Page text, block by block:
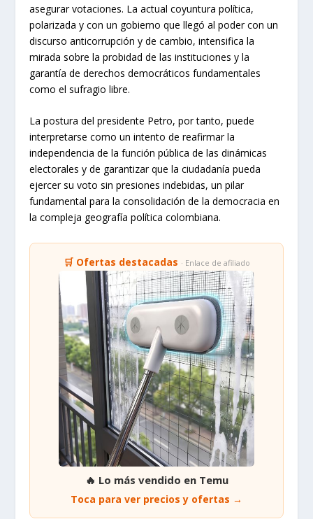
asegurar votaciones. La actual coyuntura política,
polarizada y con un gobierno que llegó al poder con un
discurso anticorrupción y de cambio, intensifica la
mirada sobre la probidad de las instituciones y la
garantía de derechos democráticos fundamentales
como el sufragio libre.
La postura del presidente Petro, por tanto, puede
interpretarse como un intento de reafirmar la
independencia de la función pública de las dinámicas
electorales y de garantizar que la ciudadanía pueda
ejercer su voto sin presiones indebidas, un pilar
fundamental para la consolidación de la democracia en
la compleja geografía política colombiana.
🛒 Ofertas destacadas · Enlace de afiliado
🔥 Lo más vendido en Temu
Toca para ver precios y ofertas →